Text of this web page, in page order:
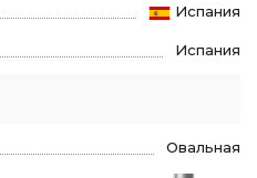
Испания
Испания
Овальная